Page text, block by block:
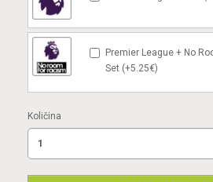
Premier League + No
Set (+5.25€)
Količina